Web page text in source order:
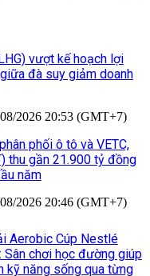
vượt kế hoạch lợi
đà suy giảm doanh
2026 20:53 (GMT+7)
phối ô tô và VETC,
thu gần 21.900 tỷ đồng
năm
2026 20:46 (GMT+7)
Aerobic Cúp Nestlé
Sân chơi học đường giúp
kỹ năng sống qua từng